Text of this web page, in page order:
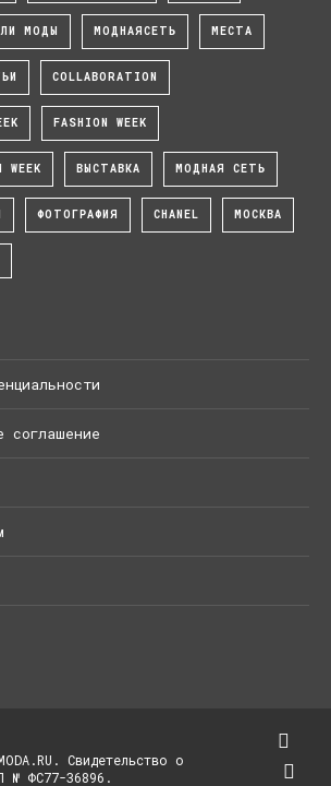
МОДЫ МОДНАЯСЕТЬ МЕСТА
COLLABORATION
FASHION WEEK
WEEK ВЫСТАВКА МОДНАЯ СЕТЬ
ФОТОГРАФИЯ CHANEL МОСКВА
соглашение
Свидетельство о
№ ФС77-36896.